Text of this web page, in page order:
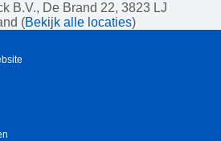
B.V., De Brand 22, 3823 LJ
(Bekijk alle locaties)